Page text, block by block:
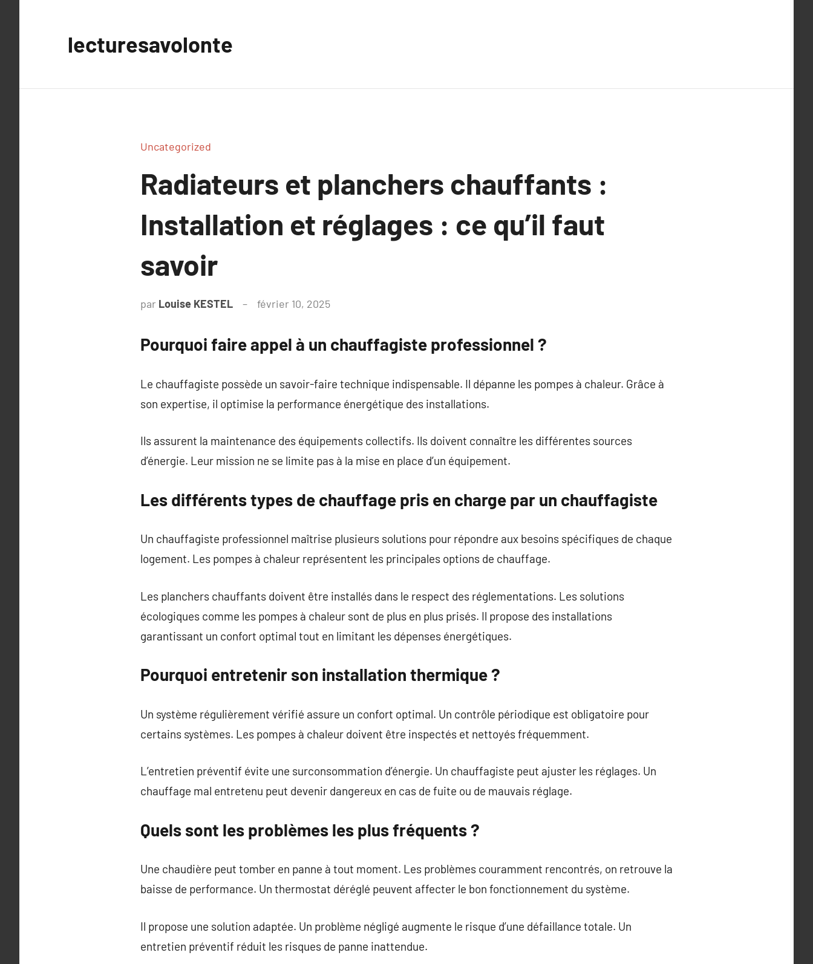
lecturesavolonte
Uncategorized
Radiateurs et planchers chauffants :
Installation et réglages : ce qu’il faut
savoir
par Louise KESTEL février 10, 2025
Pourquoi faire appel à un chauffagiste professionnel ?
Le chauffagiste possède un savoir-faire technique indispensable. Il dépanne les pompes à chaleur. Grâce à
son expertise, il optimise la performance énergétique des installations.
Ils assurent la maintenance des équipements collectifs. Ils doivent connaître les différentes sources
d’énergie. Leur mission ne se limite pas à la mise en place d’un équipement.
Les différents types de chauffage pris en charge par un chauffagiste
Un chauffagiste professionnel maîtrise plusieurs solutions pour répondre aux besoins spécifiques de chaque
logement. Les pompes à chaleur représentent les principales options de chauffage.
Les planchers chauffants doivent être installés dans le respect des réglementations. Les solutions
écologiques comme les pompes à chaleur sont de plus en plus prisés. Il propose des installations
garantissant un confort optimal tout en limitant les dépenses énergétiques.
Pourquoi entretenir son installation thermique ?
Un système régulièrement vérifié assure un confort optimal. Un contrôle périodique est obligatoire pour
certains systèmes. Les pompes à chaleur doivent être inspectés et nettoyés fréquemment.
L’entretien préventif évite une surconsommation d’énergie. Un chauffagiste peut ajuster les réglages. Un
chauffage mal entretenu peut devenir dangereux en cas de fuite ou de mauvais réglage.
Quels sont les problèmes les plus fréquents ?
Une chaudière peut tomber en panne à tout moment. Les problèmes couramment rencontrés, on retrouve la
baisse de performance. Un thermostat déréglé peuvent affecter le bon fonctionnement du système.
Il propose une solution adaptée. Un problème négligé augmente le risque d’une défaillance totale. Un
entretien préventif réduit les risques de panne inattendue.